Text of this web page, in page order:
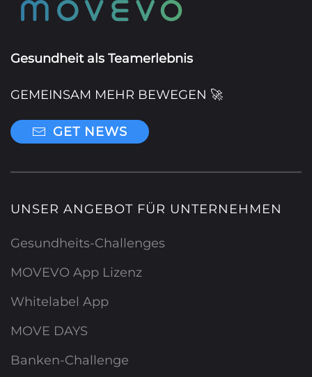
Gesundheit als Teamerlebnis
GEMEINSAM MEHR BEWEGEN 🚀
GET NEWS
UNSER ANGEBOT FÜR UNTERNEHMEN
Gesundheits-Challenges
MOVEVO App Lizenz
Whitelabel App
MOVE DAYS
Banken-Challenge